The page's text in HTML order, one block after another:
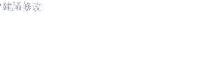
建議修改